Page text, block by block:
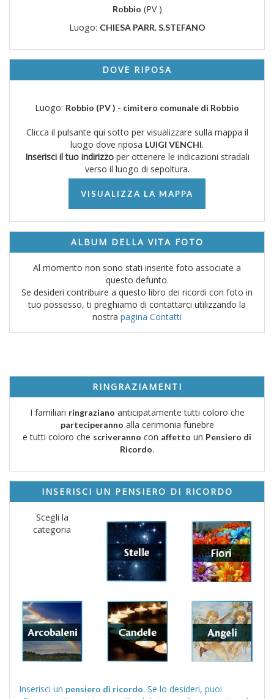
Robbio (PV )
Luogo: CHIESA PARR. S.STEFANO
DOVE RIPOSA
Luogo: Robbio (PV ) - cimitero comunale di Robbio
Clicca il pulsante qui sotto per visualizzare sulla mappa il
luogo dove riposa LUIGI VENCHI.
Inserisci il tuo indirizzoper ottenere le indicazioni stradali
verso il luogo di sepoltura.
VISUALIZZA LA MAPPA
ALBUM DELLA VITA FOTO
Al momento non sono stati inserite foto associate a
questo defunto.
Se desideri contribuire a questo libro dei ricordi con foto in
tuo possesso, ti preghiamo di contattarci utilizzando la
nostra pagina Contatti
RINGRAZIAMENTI
I familiari ringraziano anticipatamente tutti coloro che
parteciperanno alla cerimonia funebre
e tutti coloro che scriveranno con affetto un Pensiero di
Ricordo.
INSERISCI UN PENSIERO DI RICORDO
Scegli la
categoria
Inserisci un pensiero di ricordo. Se lo desideri, puoi